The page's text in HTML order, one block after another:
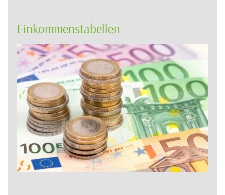
Einkommenstabellen